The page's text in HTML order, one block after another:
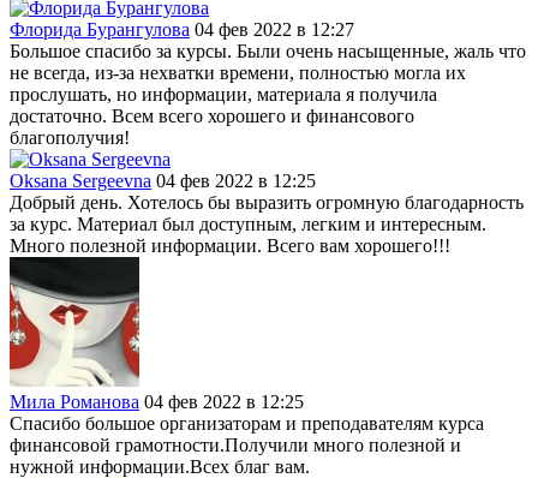
Флорида Бурангулова 04 фев 2022 в 12:27
Большое спасибо за курсы. Были очень насыщенные, жаль что
не всегда, из-за нехватки времени, полностью могла их
прослушать, но информации, материала я получила
достаточно. Всем всего хорошего и финансового
благополучия!
Oksana Sergeevna 04 фев 2022 в 12:25
Добрый день. Хотелось бы выразить огромную благодарность
за курс. Материал был доступным, легким и интересным.
Много полезной информации. Всего вам хорошего!!!
Мила Романова 04 фев 2022 в 12:25
Спасибо большое организаторам и преподавателям курса
финансовой грамотности.Получили много полезной и
нужной информации.Всех благ вам.